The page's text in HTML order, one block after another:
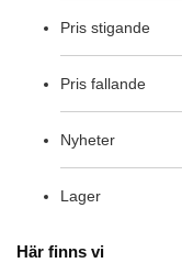
Pris stigande
Pris fallande
Nyheter
Lager
Här finns vi